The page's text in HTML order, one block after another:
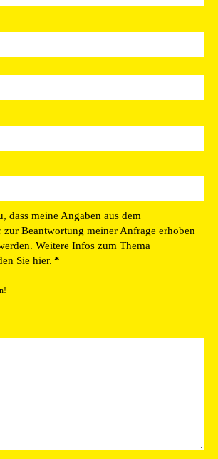
dass meine Angaben aus dem
Beantwortung meiner Anfrage erhoben
Weitere Infos zum Thema
Sie hier. *